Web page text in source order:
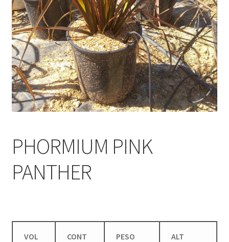
PHORMIUM PINK
PANTHER
VOL CONT PESO ALT